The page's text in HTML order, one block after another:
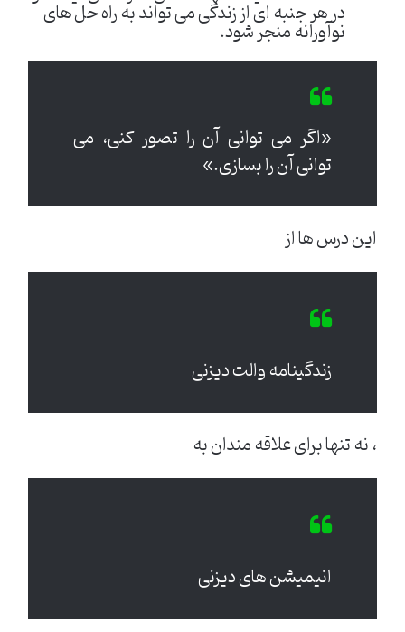
در هر جنبه ای از زندگی می تواند به راه حل های
نوآورانه منجر شود.
«اگر می توانی آن را تصور کنی، می
توانی آن را بسازی.»
این درس ها از
زندگینامه والت دیزنی
، نه تنها برای علاقه مندان به
انیمیشن های دیزنی